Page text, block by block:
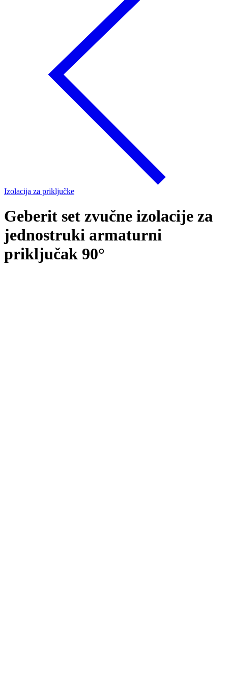
Izolacija za priključke
Geberit set zvučne izolacije za
jednostruki armaturni
priključak 90°